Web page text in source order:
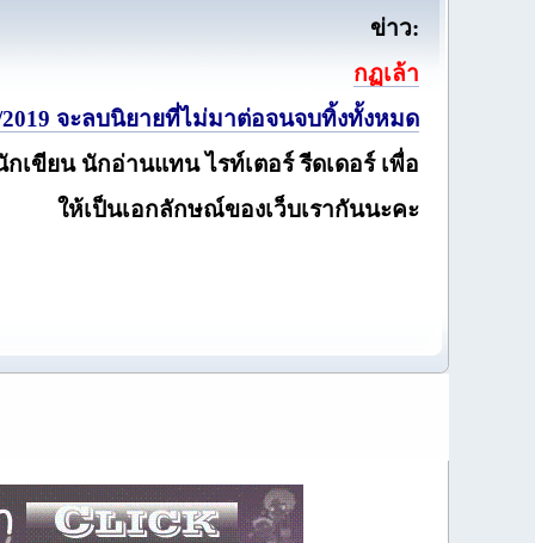
ข่าว:
กฏเล้า
2019 จะลบนิยายที่ไม่มาต่อจนจบทิ้งทั้งหมด
กเขียน นักอ่านแทน ไรท์เตอร์ รีดเดอร์ เพื่อ
ให้เป็นเอกลักษณ์ของเว็บเรากันนะคะ